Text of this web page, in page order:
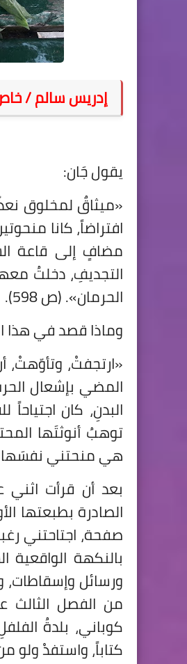
إدريس سالم /
يقول جَان:
«ميثاقٌ لمخلوق
افتراضاً، كانا
مضافٍ إلى قاعة
التجديفِ، دخلتُ
الحرمان». (ص 598).
وماذا قصد في هذا
«ارتجفتْ، وتأوّهتْ،
المضي بإشعال
البدنِ، كان
توهبُ أنوثتَها
هي منحتني نفسَها».
بعد أن قرأت اثني
صفحة، اجتاحتني
بالنكهة
من الفصل الثالث
كوباني، بلدةُ
كتاباً، واستفدْ